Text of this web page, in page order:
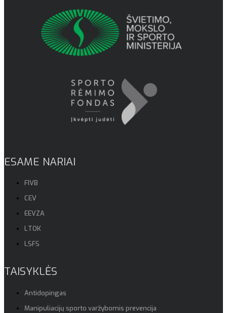
ESAME NARIAI
FIVB
CEV
EEVZA
LTOK
LSFS
TAISYKLĖS
Antidopingas
Manipuliacijų sporto varžybomis prevencija